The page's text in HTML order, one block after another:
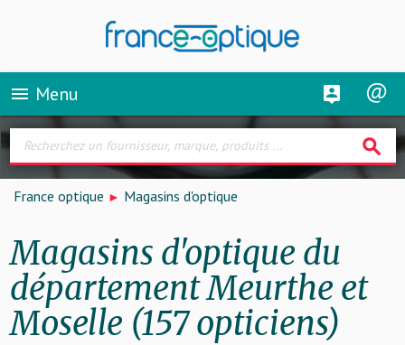
menu Menu
search
France optique Magasins d'optique
Magasins d'optique du
département Meurthe et
Moselle (157 opticiens)